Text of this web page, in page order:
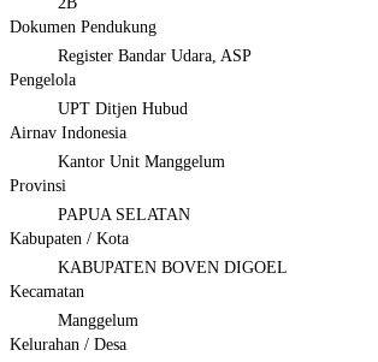
Dokumen Pendukung
Register Bandar Udara, ASP
Pengelola
UPT Ditjen Hubud
Airnav Indonesia
Kantor Unit Manggelum
Provinsi
PAPUA SELATAN
Kabupaten / Kota
KABUPATEN BOVEN DIGOEL
Kecamatan
Manggelum
Kelurahan / Desa